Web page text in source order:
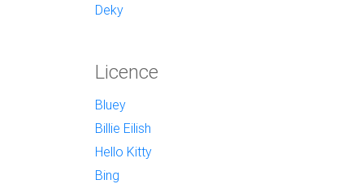
Deky
Licence
Bluey
Billie Eilish
Hello Kitty
Bing